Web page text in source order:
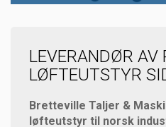
LEVERANDØR AV
LØFTEUTSTYR
Bretteville Taljer &
løfteutstyr til norsk